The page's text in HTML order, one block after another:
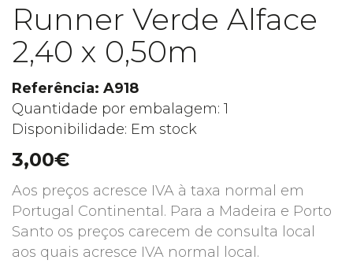
Runner Verde Alface
2,40 x 0,50m
Referência: A918
Quantidade por embalagem: 1
Disponibilidade: Em stock
3,00€
Aos preços acresce IVA à taxa normal em
Portugal Continental. Para a Madeira e Porto
Santo os preços carecem de consulta local
aos quais acresce IVA normal local.